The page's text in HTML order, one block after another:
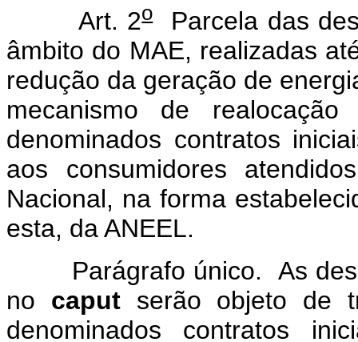
Art. 2oParcela das
âmbito do MAE, realizadas
redução da geração de
mecanismo de
denominados contratos
aos consumidores
Nacional, na forma
esta, da ANEEL.
Parágrafo único. As
no caputserão objeto de
denominados contratos